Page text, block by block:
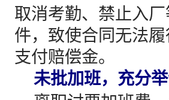
取消考勤、禁止入
件，致使合同无法
支付赔偿金。
未批加班，充分